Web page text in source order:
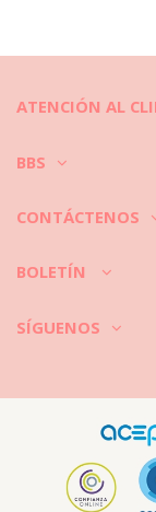
ATENCIÓN AL
BBS
CONTÁCTENOS
BOLETÍN
SÍGUENOS